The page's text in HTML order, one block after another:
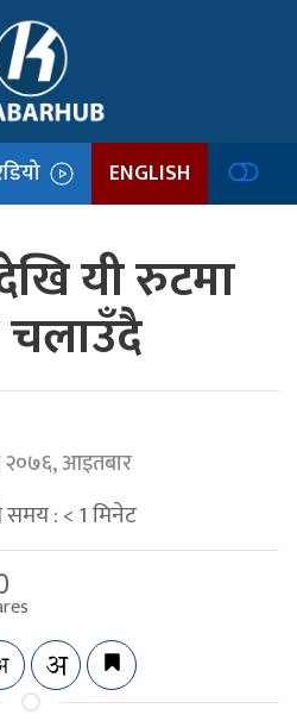
ENGLISH
यी रुटमा
२०७६, आइतबार
समय :< 1मिनेट